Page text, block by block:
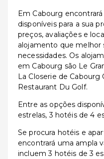
Em Cabourg
disponíveis para a sua
preços, avaliações e
alojamento que melhor
necessidades. Os
em Cabourg são Le
La Closerie de
Restaurant Du Golf.
Entre as opções
estrelas, 3 hotéis de 4
Se procura hotéis e
encontrará uma ampla
incluem 3 hotéis de 3